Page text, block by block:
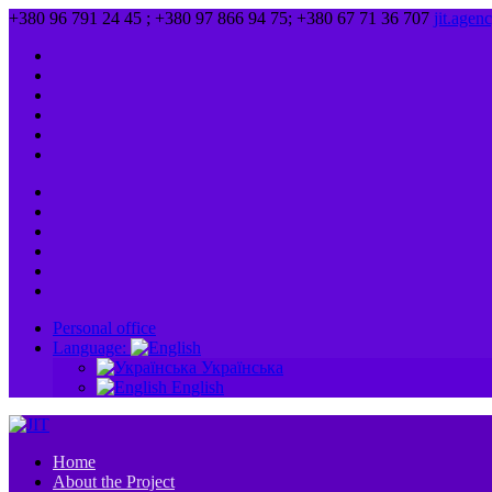
+380 96 791 24 45 ; +380 97 866 94 75; +380 67 71 36 707
Personal office
Language:
Українська
English
Home
About the Project